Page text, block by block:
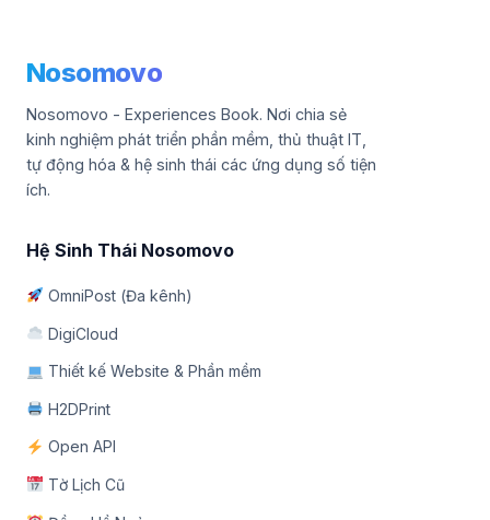
Nosomovo
Nosomovo - Experiences Book. Nơi chia sẻ
kinh nghiệm phát triển phần mềm, thủ thuật IT,
tự động hóa & hệ sinh thái các ứng dụng số tiện
ích.
Hệ Sinh Thái Nosomovo
OmniPost (Đa kênh)
DigiCloud
Thiết kế Website & Phần mềm
H2DPrint
Open API
Tờ Lịch Cũ